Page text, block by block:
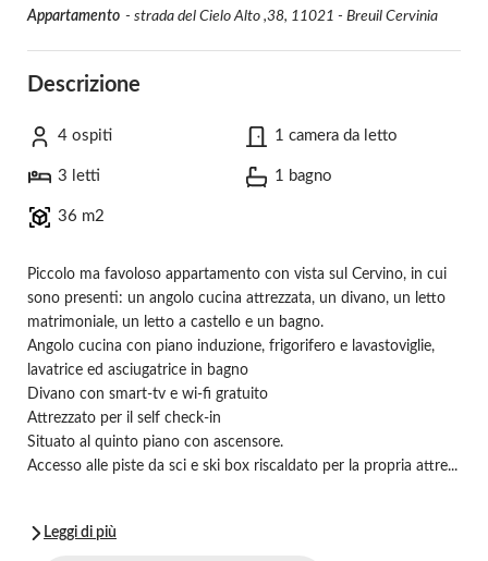
Appartamento - strada del Cielo Alto ,38, 11021 - Breuil Cervinia
Descrizione
4 ospiti 1 camera da letto
3 letti 1 bagno
36 m2
Piccolo ma favoloso appartamento con vista sul Cervino, in cui
sono presenti: un angolo cucina attrezzata, un divano, un letto
matrimoniale, un letto a castello e un bagno.
Angolo cucina con piano induzione, frigorifero e lavastoviglie,
lavatrice ed asciugatrice in bagno
Divano con smart-tv e wi-fi gratuito
Attrezzato per il self check-in
Situato al quinto piano con ascensore.
Accesso alle piste da sci e ski box riscaldato per la propria attre...
Leggi di più